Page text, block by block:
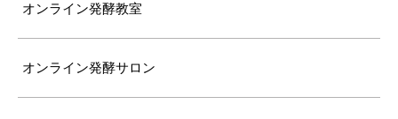
オンライン発酵教室
オンライン発酵サロン